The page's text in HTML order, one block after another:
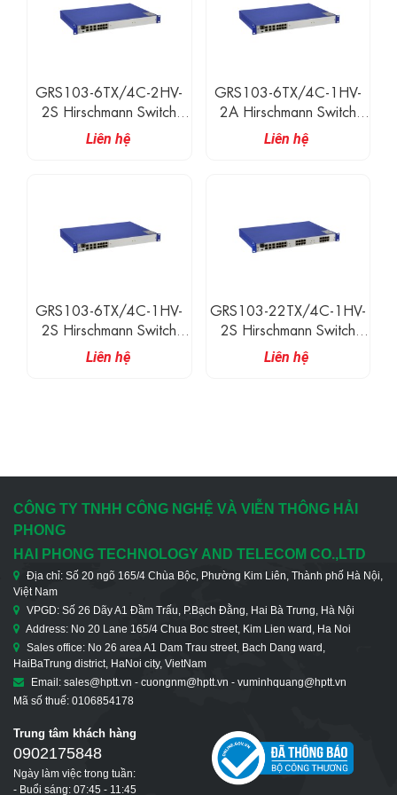
GRS103-6TX/4C-2HV-
2S Hirschmann Switch
Công Nghiệp Có Quản Lý
6 Cổng Ethernet 100M, 4
Liên hệ
GRS103-6TX/4C-1HV-
2A Hirschmann Switch
Công Nghiệp Có Quản Lý
6 Cổng Ethernet 100M, 4
Liên hệ
GRS103-6TX/4C-1HV-
2S Hirschmann Switch
Công Nghiệp Có Quản Lý
6 Cổng Ethernet 100M, 4
Liên hệ
GRS103-22TX/4C-1HV-
2S Hirschmann Switch
Công Nghiệp Có Quản Lý
22 Cổng Ethernet 100M,
Liên hệ
CÔNG TY TNHH CÔNG NGHỆ VÀ VIỄN THÔNG HẢI
PHONG
HAI PHONG TECHNOLOGY AND TELECOM CO.,LTD
Địa chỉ: Số 20 ngõ 165/4 Chùa Bộc, Phường Kim Liên, Thành phố Hà Nội,
Việt Nam
VPGD: Số 26 Dãy A1 Đầm Trấu, P.Bạch Đằng, Hai Bà Trưng, Hà Nội
Address: No 20 Lane 165/4 Chua Boc street, Kim Lien ward, Ha Noi
Sales office: No 26 area A1 Dam Trau street, Bach Dang ward,
HaiBaTrung district, HaNoi city, VietNam
Email: sales@hptt.vn - cuongnm@hptt.vn - vuminhquang@hptt.vn
Mã số thuế: 0106854178
Trung tâm khách hàng
0902175848
Ngày làm việc trong tuần:
- Buổi sáng: 07:45 - 11:45